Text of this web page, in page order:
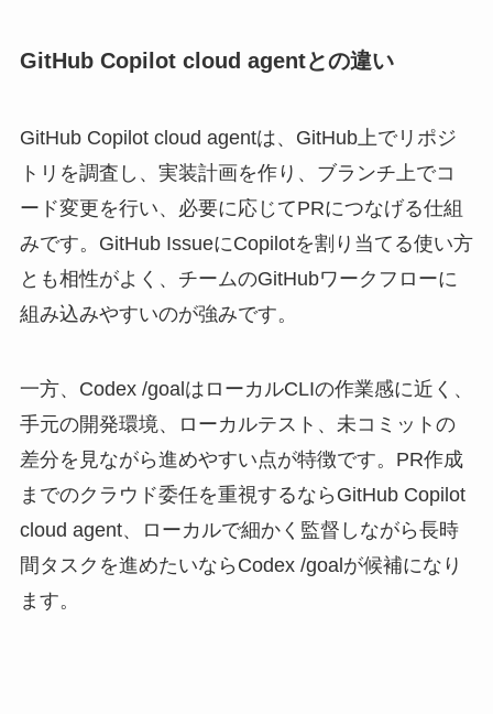
GitHub Copilot cloud agentとの違い
GitHub Copilot cloud agentは、GitHub上でリポジ
トリを調査し、実装計画を作り、ブランチ上でコ
ード変更を行い、必要に応じてPRにつなげる仕組
みです。GitHub IssueにCopilotを割り当てる使い方
とも相性がよく、チームのGitHubワークフローに
組み込みやすいのが強みです。
一方、Codex /goalはローカルCLIの作業感に近く、
手元の開発環境、ローカルテスト、未コミットの
差分を見ながら進めやすい点が特徴です。PR作成
までのクラウド委任を重視するならGitHub Copilot
cloud agent、ローカルで細かく監督しながら長時
間タスクを進めたいならCodex /goalが候補になり
ます。